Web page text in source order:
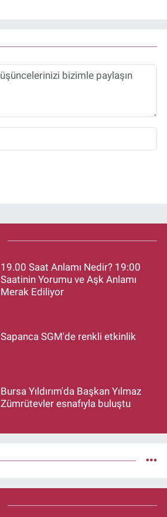
19.00 Saat Anlamı Nedir? 19:00
Saatinin Yorumu ve Aşk Anlamı
Merak Ediliyor
Sapanca SGM'de renkli etkinlik
Bursa Yıldırım'da Başkan Yılmaz
Zümrütevler esnafıyla buluştu